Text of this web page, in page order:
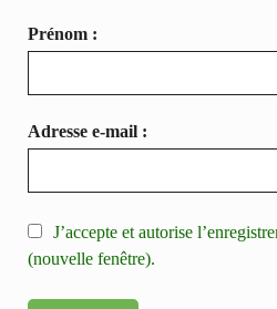
Prénom :
Adresse e-mail :
J’accepte et autorise
(nouvelle fenêtre).